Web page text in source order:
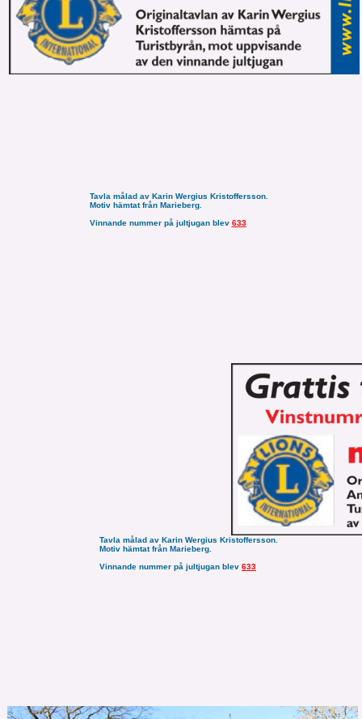
Tavla målad av Karin Wergius Kristoffersson.
Motiv hämtat från Marieberg.
Vinnande nummer på jultjugan blev 633
Tavla målad av Karin Wergius Kristoffersson.
Motiv hämtat från Marieberg.
Vinnande nummer på jultjugan blev 633